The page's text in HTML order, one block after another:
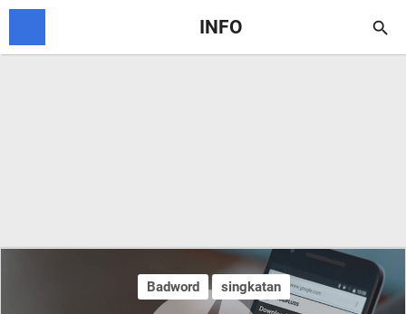
INFO 
Badword singkatan